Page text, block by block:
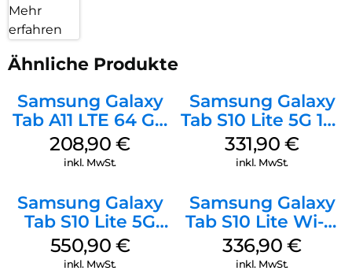
Mehr
erfahren
Ähnliche Produkte
Samsung Galaxy
Tab A11 LTE 64 GB
Gray
208,90€
inkl. MwSt.
Samsung Galaxy
Tab S10 Lite 5G 128
GB Gray
331,90€
inkl. MwSt.
Samsung Galaxy
Tab S10 Lite 5G
256 GB Gray
550,90 €
inkl. MwSt.
Samsung Galaxy
Tab S10 Lite Wi-Fi
128 GB Silver
336,90€
inkl. MwSt.